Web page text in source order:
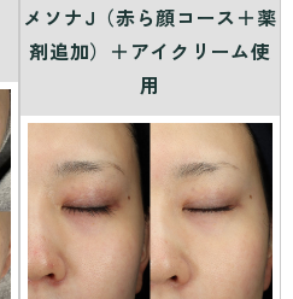
メソナJ（赤ら顔コース＋薬
剤追加）＋アイクリーム使
用